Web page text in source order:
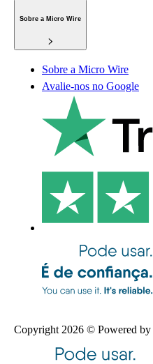
Sobre a Micro Wire
Sobre a Micro Wire
Avalie-nos no Google
Copyright 2026 © Powered by